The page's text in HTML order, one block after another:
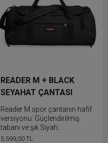
READER M + BLACK
SEYAHAT ÇANTASI
Reader M spor çantanın hafif
versiyonu: Güçlendirilmiş
tabanı ve şık Siyah
kaplamasıyla her yerde
5.599,00 TL